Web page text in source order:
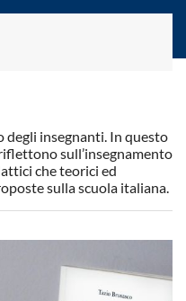
Luperini
degli insegnanti. In questo
sull’insegnamento
che teorici ed
sulla scuola italiana.